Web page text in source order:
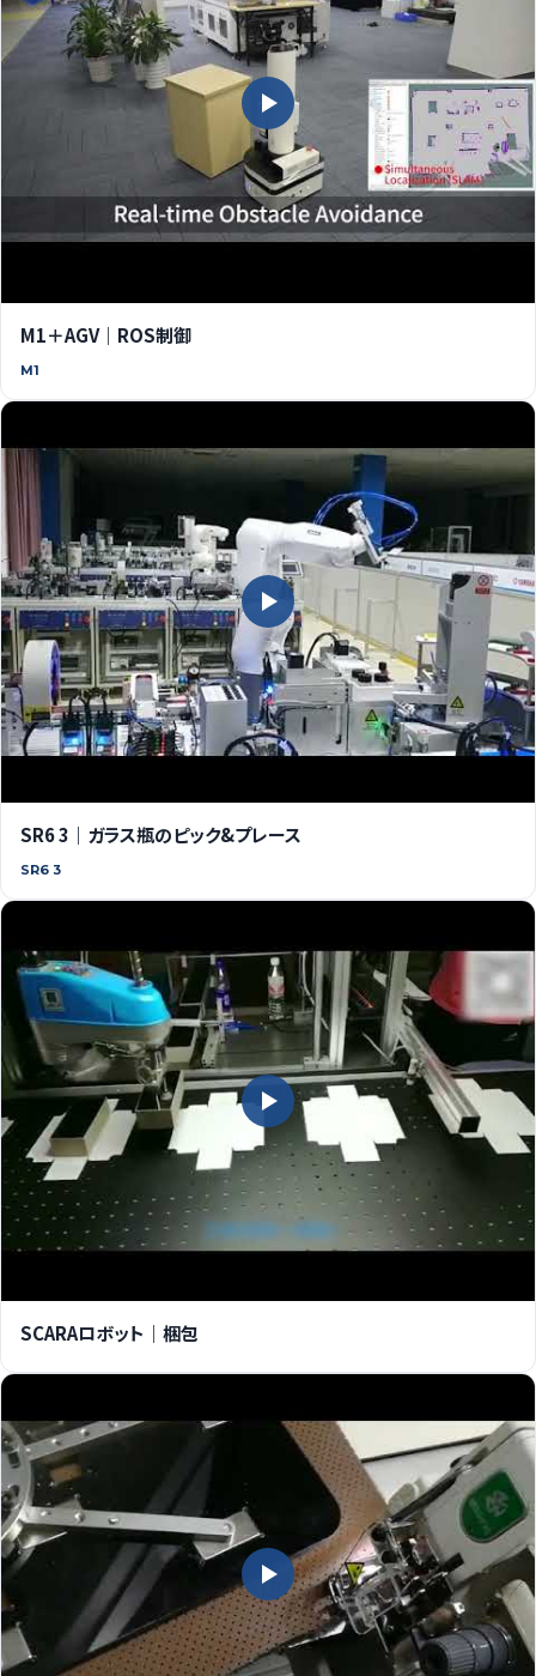
M1＋AGV｜ROS制御
M1
SR6 3｜ガラス瓶のピック&プレース
SR6 3
SCARAロボット｜梱包